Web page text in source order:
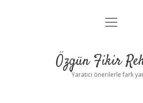
Gizlilik Politikası
Yasal Uyarı
menüyü
Özgün Fikir
Yaratıcı önerilerle fark